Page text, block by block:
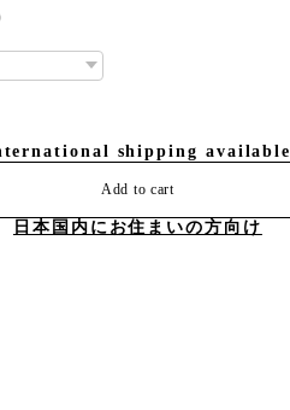
shipping available
Add to cart
日本国内にお住まいの方向け